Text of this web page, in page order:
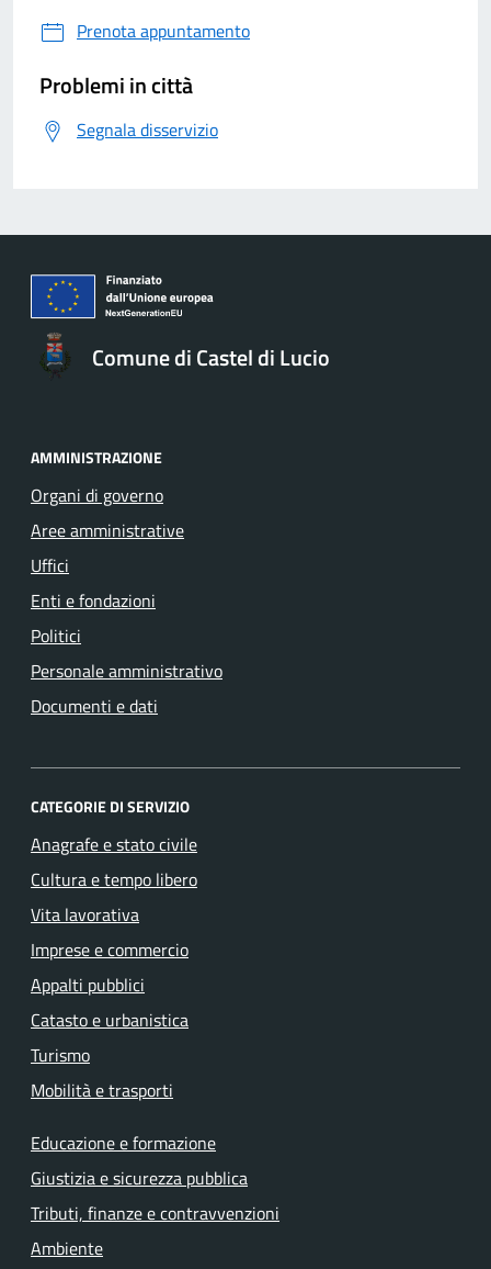
Prenota appuntamento
Problemi in città
Segnala disservizio
Comune di Castel di Lucio
AMMINISTRAZIONE
Organi di governo
Aree amministrative
Uffici
Enti e fondazioni
Politici
Personale amministrativo
Documenti e dati
CATEGORIE DI SERVIZIO
Anagrafe e stato civile
Cultura e tempo libero
Vita lavorativa
Imprese e commercio
Appalti pubblici
Catasto e urbanistica
Turismo
Mobilità e trasporti
Educazione e formazione
Giustizia e sicurezza pubblica
Tributi, finanze e contravvenzioni
Ambiente